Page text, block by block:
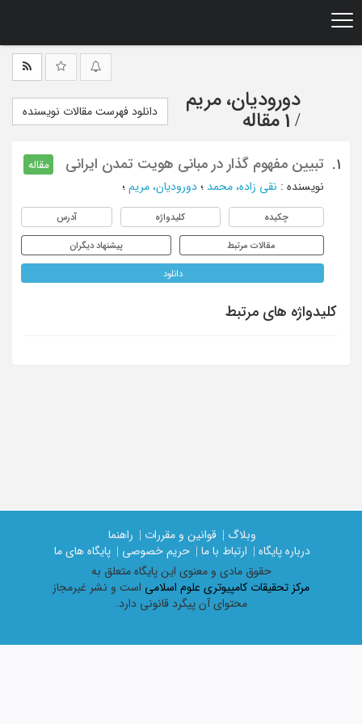
دورودیان، مریم
/ 1 مقاله دانلود فهرست مقالات نویسنده
1. تبیین مفهوم گذار در مبانی هویت تمدن ایرانی
مقاله
نویسنده : نقی زاده، محمد ؛ دورودیان، مریم ؛
چکیده کلیدواژه آدرس
مقالات مرتبط پیشنهاد دیگران
دانلود
کلیدواژه های مرتبط
وبلاگ | قوانین و مقررات |
راهنما
درباره پایگاه |
ارتباط با ما | حریم خصوصی |
پایگاه های ما
حقوق مادی و معنوی اين پايگاه متعلق به
مرکز تحقیقات کامپیوتری علوم اسلامی است و نشر غیرمجاز
محتوای آن پیگرد قانونی دارد.